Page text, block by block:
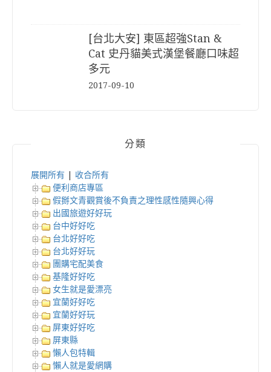
[台北大安] 東區超強Stan &
Cat 史丹貓美式漢堡餐廳口味超
多元
2017-09-10
分類
展開所有
收合所有
便利商店專區
假掰文青觀賞後不負責之理性感性隨興心得
出國旅遊好好玩
台中好好吃
台北好好吃
台北好好玩
團購宅配美食
基隆好好吃
女生就是愛漂亮
宜蘭好好吃
宜蘭好好玩
屏東好好吃
屏東縣
懶人包特輯
懶人就是愛網購